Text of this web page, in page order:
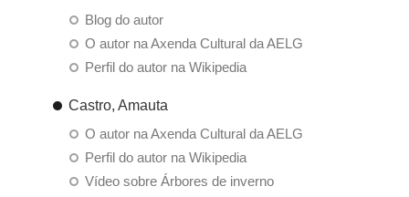
Blog do autor
O autor na Axenda Cultural da AELG
Perfil do autor na Wikipedia
Castro, Amauta
O autor na Axenda Cultural da AELG
Perfil do autor na Wikipedia
Vídeo sobre Árbores de inverno